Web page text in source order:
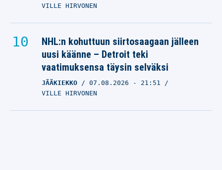
VILLE HIRVONEN
NHL:n kohuttuun siirtosaagaan jälleen
uusi käänne – Detroit teki
vaatimuksensa täysin selväksi
JÄÄKIEKKO 07.08.2026 - 21:51
VILLE HIRVONEN